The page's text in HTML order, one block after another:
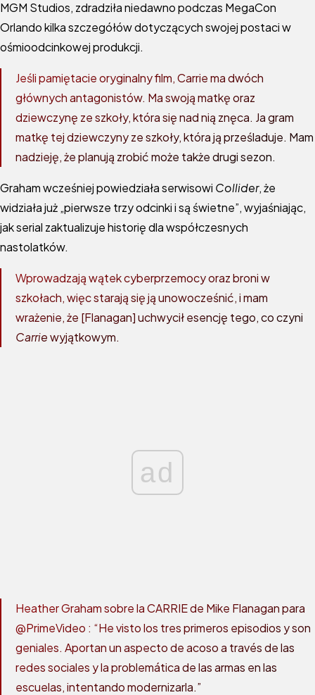
MGM Studios, zdradziła niedawno podczas MegaCon
Orlando kilka szczegółów dotyczących swojej postaci w
ośmioodcinkowej produkcji.
Jeśli pamiętacie oryginalny film, Carrie ma dwóch
głównych antagonistów. Ma swoją matkę oraz
dziewczynę ze szkoły, która się nad nią znęca. Ja gram
matkę tej dziewczyny ze szkoły, która ją prześladuje. Mam
nadzieję, że planują zrobić może także drugi sezon.
Graham wcześniej powiedziała serwisowi Collider, że
widziała już „pierwsze trzy odcinki i są świetne”, wyjaśniając,
jak serial zaktualizuje historię dla współczesnych
nastolatków.
Wprowadzają wątek cyberprzemocy oraz broni w
szkołach, więc starają się ją unowocześnić, i mam
wrażenie, że [Flanagan] uchwycił esencję tego, co czyni
Carriewyjątkowym.
ad
Heather Graham sobre la CARRIE de Mike Flanagan para
@PrimeVideo : “He visto los tres primeros episodios y son
geniales. Aportan un aspecto de acoso a través de las
redes sociales y la problemática de las armas en las
escuelas, intentando modernizarla.”